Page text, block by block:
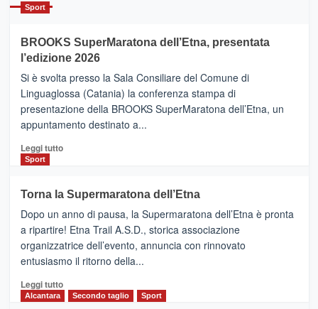
con
la
Al
via
i
collegamenti
Sport
BROOKS SuperMaratona dell’Etna, presentata
l’edizione 2026
Si è svolta presso la Sala Consiliare del Comune di
Linguaglossa (Catania) la conferenza stampa di
presentazione della BROOKS SuperMaratona dell’Etna, un
appuntamento destinato a...
Leggi tuttoLeggi
BROOKS
SuperMaratona
dell’Etna,
presentata
l’edizione
2026
Sport
Torna la Supermaratona dell’Etna
Dopo un anno di pausa, la Supermaratona dell’Etna è pronta
a ripartire! Etna Trail A.S.D., storica associazione
organizzatrice dell’evento, annuncia con rinnovato
entusiasmo il ritorno della...
Leggi tuttoLeggi
Alcantara Secondo taglio Sport